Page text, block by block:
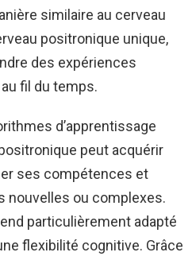
similaire au cerveau
positronique unique,
des expériences
fil du temps.
d’apprentissage
peut acquérir
ses compétences et
nouvelles ou complexes.
particulièrement adapté
flexibilité cognitive. Grâce